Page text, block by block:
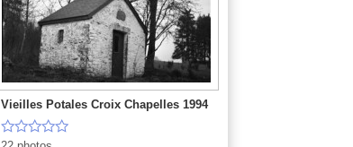
Vieilles Potales Croix Chapelles 1994
